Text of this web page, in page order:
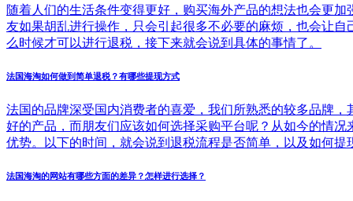
随着人们的生活条件变得更好，购买海外产品的想法也会更
友如果胡乱进行操作，只会引起很多不必要的麻烦，也会让
么时候才可以进行退税，接下来就会说到具体的事情了。
法国海淘如何做到简单退税？有哪些提现方式
法国的品牌深受国内消费者的喜爱，我们所熟悉的较多品牌
好的产品，而朋友们应该如何选择采购平台呢？从如今的情
优势。以下的时间，就会说到退税流程是否简单，以及如何提
法国海淘的网站有哪些方面的差异？怎样进行选择？